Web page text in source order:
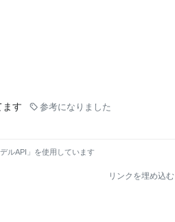
す 参考になりました
ルAPI」を使用しています
リンクを埋め込む